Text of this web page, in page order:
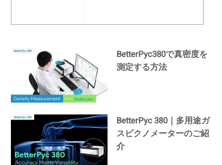
BetterPyc380で真密度を
測定する方法
BetterPyc 380｜多用途ガ
スピクノメーターのご紹
介